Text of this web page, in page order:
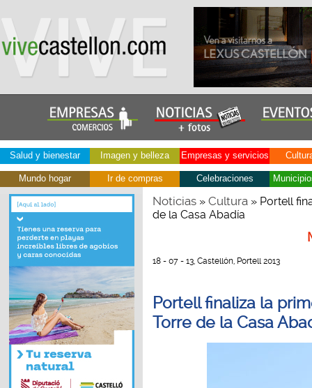
Salud y bienestar Imagen y belleza Empresas y servicios
Mundo hogar Ir de compras Celebraciones
Noticias» Cultura» Portell
de la Casa Abadía
18 - 07 - 13, Castellón, Portell 2013
Portell finaliza la
Torre de la Casa